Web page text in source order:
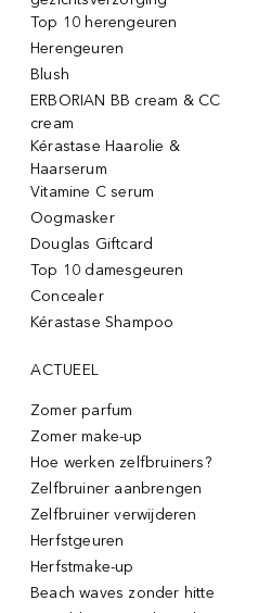
Top 10 herengeuren
Herengeuren
Blush
ERBORIAN BB cream & CC
cream
Kérastase Haarolie &
Haarserum
Vitamine C serum
Oogmasker
Douglas Giftcard
Top 10 damesgeuren
Concealer
Kérastase Shampoo
ACTUEEL
Zomer parfum
Zomer make-up
Hoe werken zelfbruiners?
Zelfbruiner aanbrengen
Zelfbruiner verwijderen
Herfstgeuren
Herfstmake-up
Beach waves zonder hitte